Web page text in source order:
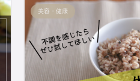
美容・健康